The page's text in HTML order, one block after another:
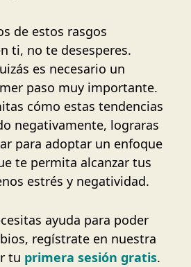
de estos rasgos
ti, no te desesperes.
es necesario un
paso muy importante.
cómo estas tendencias
negativamente, lograras
para adoptar un enfoque
te permita alcanzar tus
estrés y negatividad.
ayuda para poder
regístrate en nuestra
tu primera sesión gratis.